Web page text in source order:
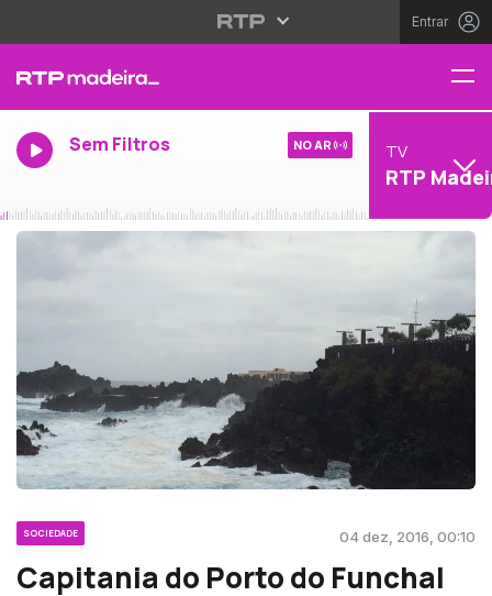
Entrar
Sem Filtros NO AR TV
RTP
SOCIEDADE 04 dez, 2016, 00:10
Capitania do Porto do Funchal